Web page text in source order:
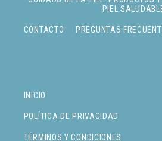
INICIO
POLÍTICA DE PRIVACIDAD
TÉRMINOS Y CONDICIONES
PIEL
CONTACTO PREGUNTAS